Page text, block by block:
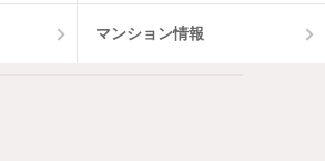
マンション情報